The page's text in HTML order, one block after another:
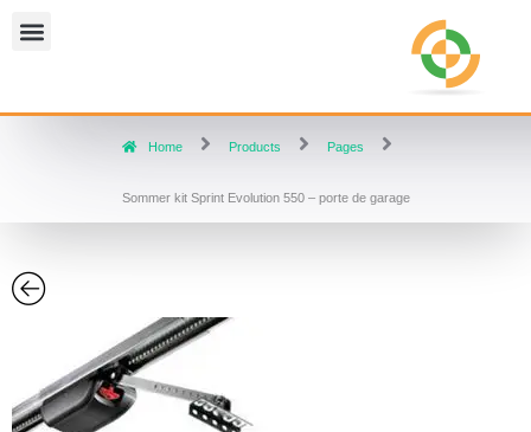
Home Products Pages
Sommer kit Sprint Evolution 550 – porte de garage